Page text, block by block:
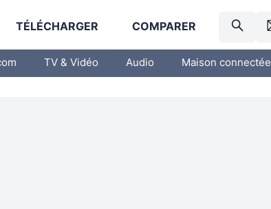
TÉLÉCHARGER COMPARER
TV & Vidéo Audio Maison connectée